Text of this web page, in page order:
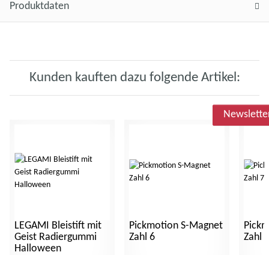
Produktdaten
Kunden kauften dazu folgende Artikel:
LEGAMI Bleistift mit
Geist Radiergummi
Halloween
Pickmotion S-Magnet
Zahl 6
Zahl 7